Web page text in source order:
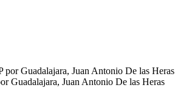
Guadalajara, Juan Antonio De las Heras